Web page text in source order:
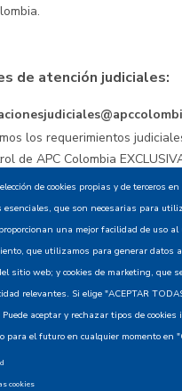
de atención judiciales:
los requerimientos
de APC Colombia
de confidencialidad -
privacidad y Condiciones de
Mapa del Sitio XML
de cookies propias y de terceros
esenciales, que son necesarias para
una mejor facilidad de uso
que utilizamos para generar datos
sitio web; y cookies de marketing, que
relevantes. Si elige "ACEPTAR
aceptar y rechazar tipos de
para el futuro en cualquier momento en
cookies